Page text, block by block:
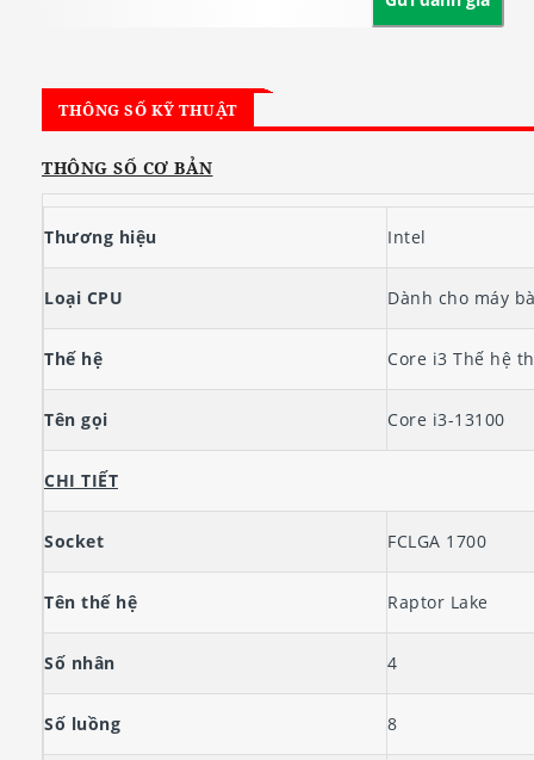
THÔNG SỐ KỸ THUẬT
THÔNG SỐ CƠ BẢN
Thương hiệu Intel
Loại CPU Dành cho máy
Thế hệ Core i3 Thế hệ
Tên gọi Core i3-13100
CHI TIẾT
Socket FCLGA 1700
Tên thế hệ Raptor Lake
Số nhân 4
Số luồng 8